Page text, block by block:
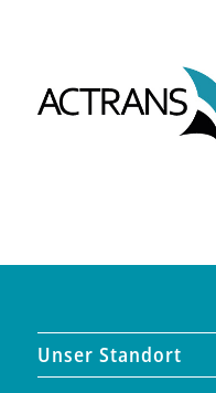
Unser Standort